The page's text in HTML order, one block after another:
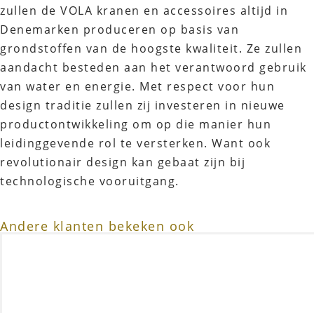
zullen de VOLA kranen en accessoires altijd in
Denemarken produceren op basis van
grondstoffen van de hoogste kwaliteit. Ze zullen
aandacht besteden aan het verantwoord gebruik
van water en energie. Met respect voor hun
design traditie zullen zij investeren in nieuwe
productontwikkeling om op die manier hun
leidinggevende rol te versterken. Want ook
revolutionair design kan gebaat zijn bij
technologische vooruitgang.
Andere klanten bekeken ook